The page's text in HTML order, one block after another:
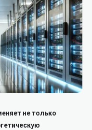
не только